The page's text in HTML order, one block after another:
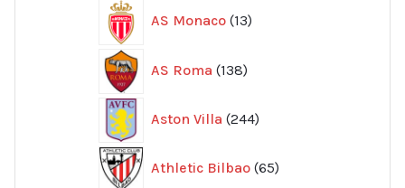
AS Monaco 13
produkter
AS Roma 138
produkter
Aston Villa 244
produkter
Athletic Bilbao 65
produkter